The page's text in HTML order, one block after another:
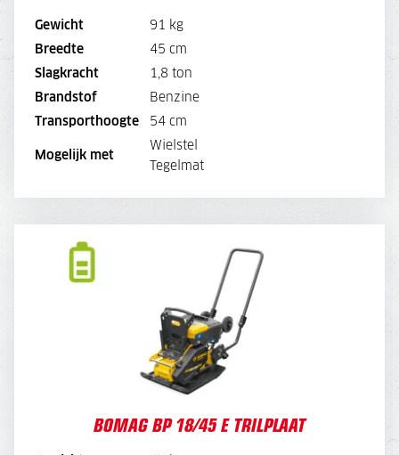
Gewicht
91 kg
Breedte
45 cm
Slagkracht
1,8 ton
Brandstof
Benzine
Transporthoogte
54 cm
Mogelijk met
Wielstel
Tegelmat
DIRECT AANVRAGEN
BOMAG BP 18/45 E TRILPLAAT
BOMAG BP 18/45 E TRILPLAAT
210,-